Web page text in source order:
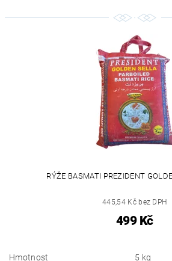
RÝŽE BASMATI PREZIDENT
445,54 Kč bez DPH
499 Kč
Hmotnost 5 kg